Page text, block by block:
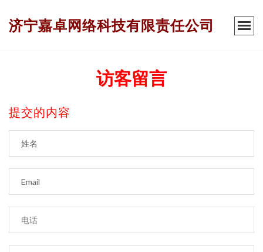
济宁嘉卓网络科技有限责任公司
访客留言
提交的内容